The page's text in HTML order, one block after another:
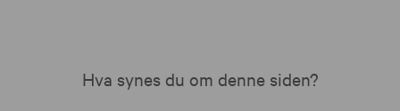
Hva synes du om denne siden?